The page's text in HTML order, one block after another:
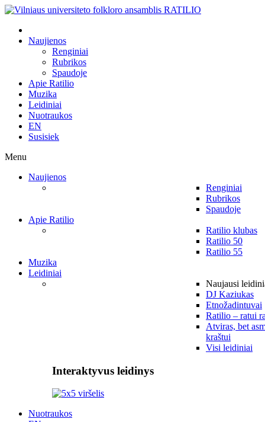
Naujienos
Renginiai
Rubrikos
Spaudoje
Apie Ratilio
Muzika
Leidiniai
Nuotraukos
EN
Susisiek
Menu
Naujienos
Renginiai
Rubrikos
Spaudoje
Apie Ratilio
Ratilio klubas
Ratilio 50
Ratilio 55
Muzika
Leidiniai
Naujausi
DJ Kaziukas
Etnožadintuvai
Ratilio – ratui
Atviras, bet
kraštui
Visi leidiniai
Interaktyvus leidinys
Nuotraukos